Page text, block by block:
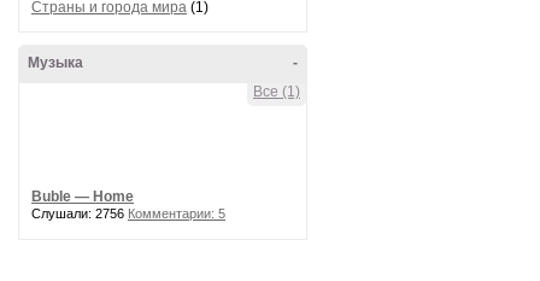
Страны и города мира (1)
-
Музыка
Все (1)
Buble — Home
Слушали: 2756 Комментарии: 5